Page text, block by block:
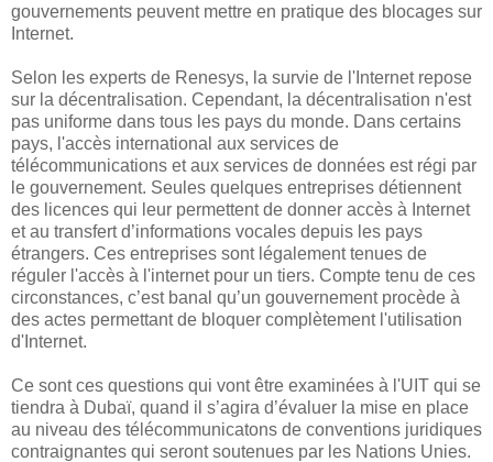
gouvernements peuvent mettre en pratique des blocages sur
Internet.
Selon les experts de Renesys, la survie de l'Internet repose
sur la décentralisation. Cependant, la décentralisation n'est
pas uniforme dans tous les pays du monde. Dans certains
pays, l'accès international aux services de
télécommunications et aux services de données est régi par
le gouvernement. Seules quelques entreprises détiennent
des licences qui leur permettent de donner accès à Internet
et au transfert d’informations vocales depuis les pays
étrangers. Ces entreprises sont légalement tenues de
réguler l'accès à l'internet pour un tiers. Compte tenu de ces
circonstances, c’est banal qu’un gouvernement procède à
des actes permettant de bloquer complètement l'utilisation
d'Internet.
Ce sont ces questions qui vont être examinées à l'UIT qui se
tiendra à Dubaï, quand il s’agira d’évaluer la mise en place
au niveau des télécommunicatons de conventions juridiques
contraignantes qui seront soutenues par les Nations Unies.